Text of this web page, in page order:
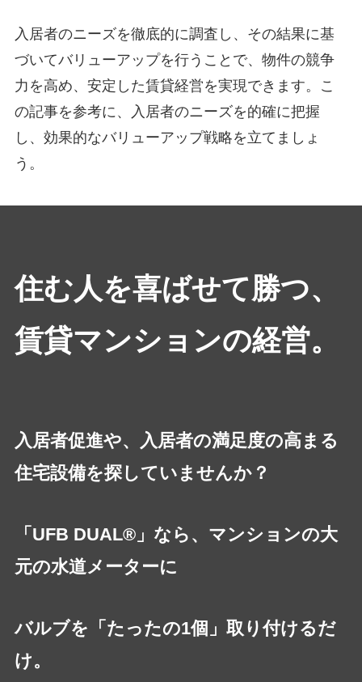
入居者のニーズを徹底的に調査し、その結果に基
づいてバリューアップを行うことで、物件の競争
力を高め、安定した賃貸経営を実現できます。こ
の記事を参考に、入居者のニーズを的確に把握
し、効果的なバリューアップ戦略を立てましょ
う。
住む人を喜ばせて勝つ、
賃貸マンションの経営。
入居者促進や、入居者の満足度の高まる
住宅設備を探していませんか？
「UFB DUAL®」なら、マンションの大
元の水道メーターに
バルブを「たったの1個」取り付けるだ
け。